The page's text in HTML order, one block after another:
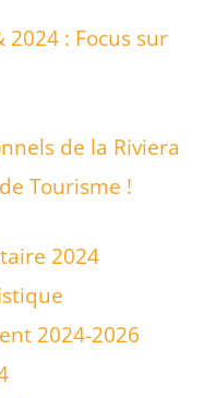
2024 : Focus sur
de la Riviera
Tourisme !
2024
2024-2026